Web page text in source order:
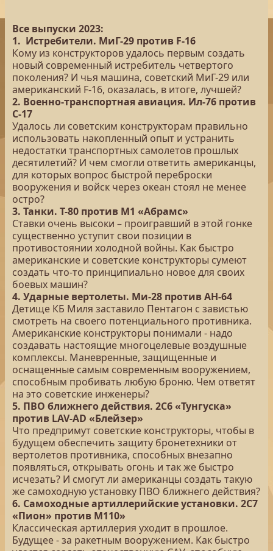
Все выпуски 2023:
1. Истребители. МиГ-29 против F-16
Кому из конструкторов удалось первым создать
новый современный истребитель четвертого
поколения? И чья машина, советский МиГ-29 или
американский F-16, оказалась, в итоге, лучшей?
2. Военно-транспортная авиация. Ил-76 против
С-17
Удалось ли советским конструкторам правильно
использовать накопленный опыт и устранить
недостатки транспортных самолетов прошлых
десятилетий? И чем смогли ответить американцы,
для которых вопрос быстрой переброски
вооружения и войск через океан стоял не менее
остро?
3. Танки. Т-80 против М1 «Абрамс»
Ставки очень высоки – проигравший в этой гонке
существенно уступит свои позиции в
противостоянии холодной войны. Как быстро
американские и советские конструкторы сумеют
создать что-то принципиально новое для своих
боевых машин?
4. Ударные вертолеты. Ми-28 против AH-64
Детище КБ Миля заставило Пентагон с завистью
смотреть на своего потенциального противника.
Американские конструкторы понимали - надо
создавать настоящие многоцелевые воздушные
комплексы. Маневренные, защищенные и
оснащенные самым современным вооружением,
способным пробивать любую броню. Чем ответят
на это советские инженеры?
5. ПВО ближнего действия. 2С6 «Тунгуска»
против LAV-AD «Блейзер»
Что предпримут советские конструкторы, чтобы в
будущем обеспечить защиту бронетехники от
вертолетов противника, способных внезапно
появляться, открывать огонь и так же быстро
исчезать? И смогут ли американцы создать такую
же самоходную установку ПВО ближнего действия?
6. Самоходные артиллерийские установки. 2С7
«Пион» против М110»
Классическая артиллерия уходит в прошлое.
Будущее - за ракетным вооружением. Как быстро